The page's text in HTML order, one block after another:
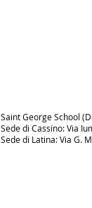
Saint George School
Sede di Cassino: Via
Sede di Latina: Via G.